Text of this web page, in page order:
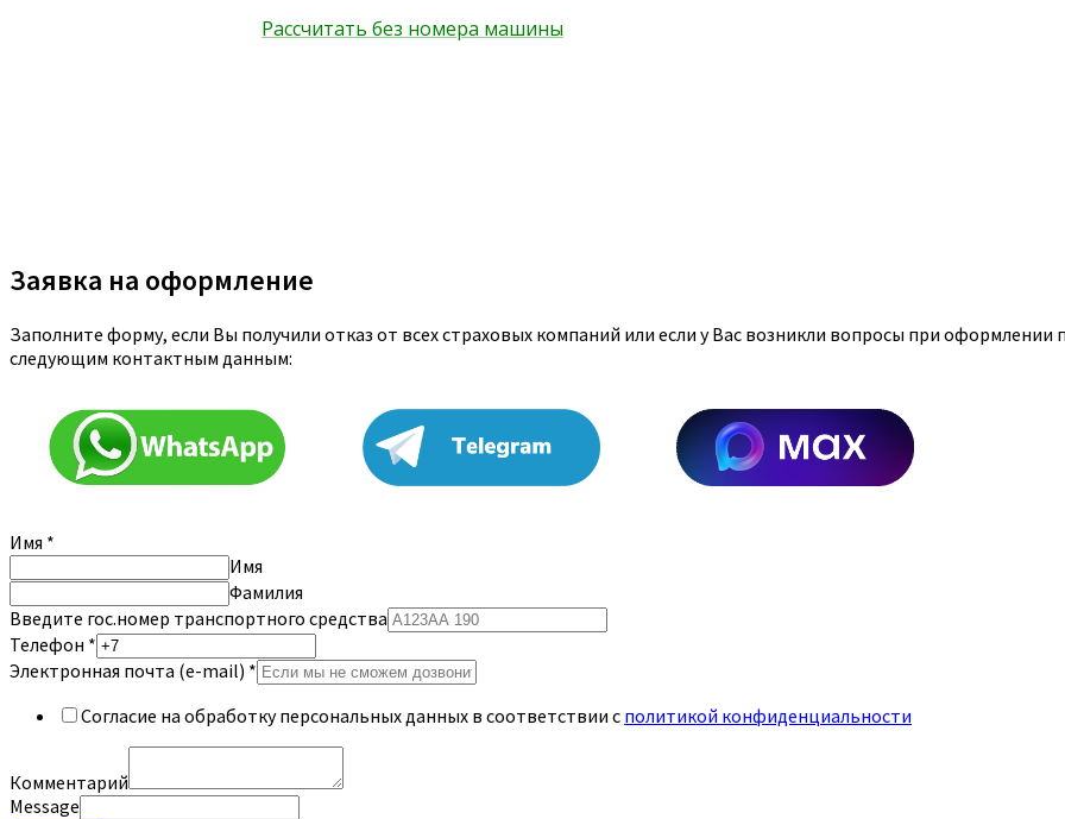
Заявка на оформление
Заполните форму, если Вы получили отказ от всех страховых компаний или если у Вас возникли вопросы при
следующим контактным данным:
Имя *
Имя
Фамилия
Введите гос.номер транспортного средства
Телефон *
Электронная почта (e-mail) *
Согласие на обработку персональных данных в соответствии с политикой конфиденциальности
Комментарий
Message